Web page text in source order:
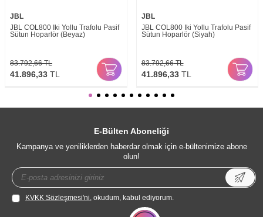
JBL
JBL COL800 İki Yollu Trafolu Pasif
Sütun Hoparlör (Beyaz)
83.792,66TL
41.896,33 TL
JBL
JBL COL800 İki Yollu Trafolu Pasif
Sütun Hoparlör (Siyah)
83.792,66TL
41.896,33TL
E-Bülten Aboneliği
Kampanya ve yeniliklerden haberdar olmak için e-bültenimize abone
olun!
KVKK Sözleşmesi'ni, okudum, kabul ediyorum.